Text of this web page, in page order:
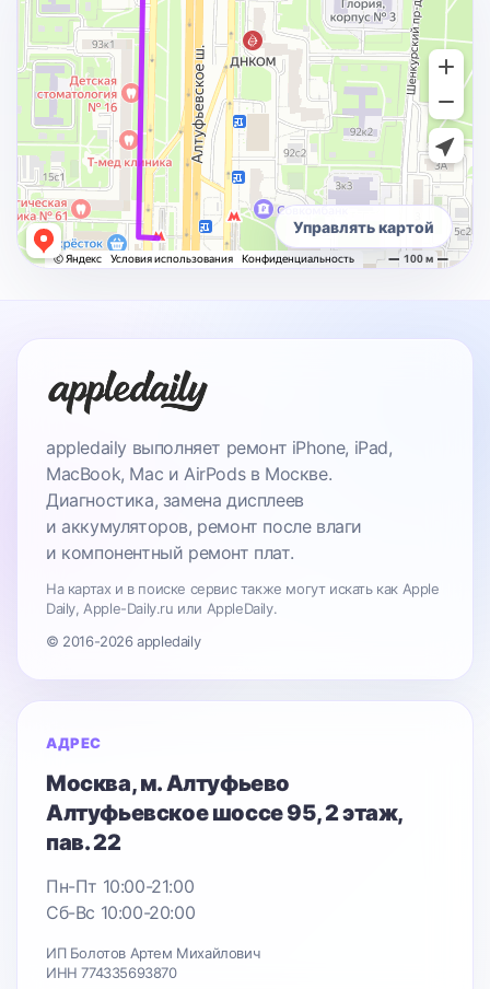
Управлять картой
appledaily выполняет ремонт iPhone, iPad,
MacBook, Mac и AirPods в Москве.
Диагностика, замена дисплеев
и аккумуляторов, ремонт после влаги
и компонентный ремонт плат.
На картах и в поиске сервис также могут искать как Apple
Daily, Apple-Daily.ru или AppleDaily.
© 2016-2026 appledaily
АДРЕС
Москва, м. Алтуфьево
Алтуфьевское шоссе 95, 2 этаж,
пав. 22
Пн-Пт 10:00-21:00
Сб-Вс 10:00-20:00
ИП Болотов Артем Михайлович
ИНН 774335693870